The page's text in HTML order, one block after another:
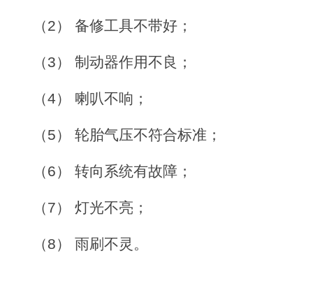
（2） 备修工具不带好；
（3） 制动器作用不良；
（4） 喇叭不响；
（5） 轮胎气压不符合标准；
（6） 转向系统有故障；
（7） 灯光不亮；
（8） 雨刷不灵。